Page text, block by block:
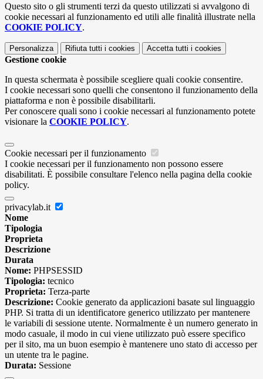
Questo sito o gli strumenti terzi da questo utilizzati si avvalgono di
cookie necessari al funzionamento ed utili alle finalità illustrate nella
COOKIE POLICY.
Personalizza Rifiuta tutti i cookies Accetta tutti i cookies
Gestione cookie
In questa schermata è possibile scegliere quali cookie consentire.
I cookie necessari sono quelli che consentono il funzionamento della
piattaforma e non è possibile disabilitarli.
Per conoscere quali sono i cookie necessari al funzionamento potete
visionare la COOKIE POLICY.
Cookie necessari per il funzionamento
I cookie necessari per il funzionamento non possono essere
disabilitati. È possibile consultare l'elenco nella pagina della cookie
policy.
privacylab.it
Nome
Tipologia
Proprieta
Descrizione
Durata
Nome: PHPSESSID
Tipologia: tecnico
Proprieta: Terza-parte
Descrizione: Cookie generato da applicazioni basate sul linguaggio
PHP. Si tratta di un identificatore generico utilizzato per mantenere
le variabili di sessione utente. Normalmente è un numero generato in
modo casuale, il modo in cui viene utilizzato può essere specifico
per il sito, ma un buon esempio è mantenere uno stato di accesso per
un utente tra le pagine.
Durata: Sessione